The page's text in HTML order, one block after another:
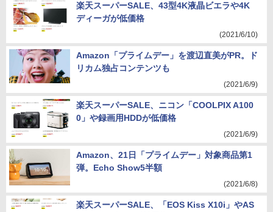
楽天スーパーSALE、43型4K液晶ビエラや4K
ディーガが低価格
(2021/6/10)
Amazon「プライムデー」を渡辺直美がPR。ド
リカム独占コンテンツも
(2021/6/9)
楽天スーパーSALE、ニコン「COOLPIX A100
0」や録画用HDDが低価格
(2021/6/9)
Amazon、21日「プライムデー」対象商品第1
弾。Echo Show5半額
(2021/6/8)
楽天スーパーSALE、「EOS Kiss X10i」やAS